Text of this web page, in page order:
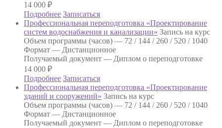
14 000 ₽
Подробнее Записаться
Профессиональная переподготовка «Проектирование
систем водоснабжения и канализации» Запись на курс
Объем программы (часов) — 72 / 144 / 260 / 520 / 1040
Формат — Дистанционное
Получаемый документ — Диплом о переподготовке
14 000 ₽
Подробнее Записаться
Профессиональная переподготовка «Проектирование
зданий и сооружений» Запись на курс
Объем программы (часов) — 72 / 144 / 260 / 520 / 1040
Формат — Дистанционное
Получаемый документ — Диплом о переподготовке